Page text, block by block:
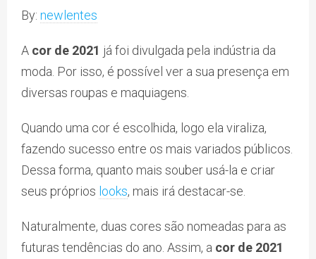
By: newlentes
A cor de 2021 já foi divulgada pela indústria da
moda. Por isso, é possível ver a sua presença em
diversas roupas e maquiagens.
Quando uma cor é escolhida, logo ela viraliza,
fazendo sucesso entre os mais variados públicos.
Dessa forma, quanto mais souber usá-la e criar
seus próprios looks, mais irá destacar-se.
Naturalmente, duas cores são nomeadas para as
futuras tendências do ano. Assim, a cor de 2021